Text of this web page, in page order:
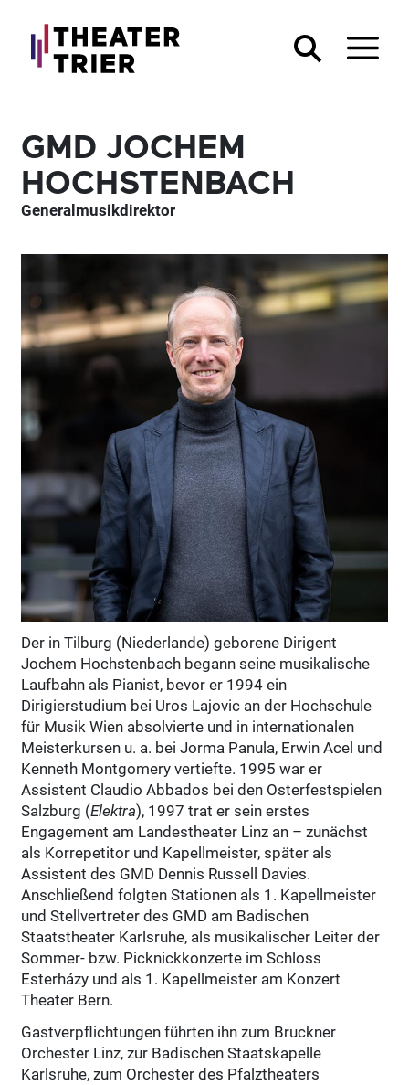
GMD JOCHEM
HOCHSTENBACH
Generalmusikdirektor
Der in Tilburg (Niederlande) geborene Dirigent
Jochem Hochstenbach begann seine musikalische
Laufbahn als Pianist, bevor er 1994 ein
Dirigierstudium bei Uros Lajovic an der Hochschule
für Musik Wien absolvierte und in internationalen
Meisterkursen u. a. bei Jorma Panula, Erwin Acel und
Kenneth Montgomery vertiefte. 1995 war er
Assistent Claudio Abbados bei den Osterfestspielen
Salzburg (Elektra), 1997 trat er sein erstes
Engagement am Landestheater Linz an – zunächst
als Korrepetitor und Kapellmeister, später als
Assistent des GMD Dennis Russell Davies.
Anschließend folgten Stationen als 1. Kapellmeister
und Stellvertreter des GMD am Badischen
Staatstheater Karlsruhe, als musikalischer Leiter der
Sommer- bzw. Picknickkonzerte im Schloss
Esterházy und als 1. Kapellmeister am Konzert
Theater Bern.
Gastverpflichtungen führten ihn zum Bruckner
Orchester Linz, zur Badischen Staatskapelle
Karlsruhe, zum Orchester des Pfalztheaters